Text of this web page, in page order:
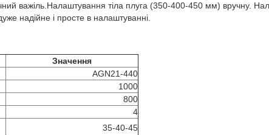
важіль.Налаштування тіла плуга (350-400-450 мм) вручну.
надійне і просте в налаштуванні.
Значення
AGN21-440
1000
800
4
35-40-45